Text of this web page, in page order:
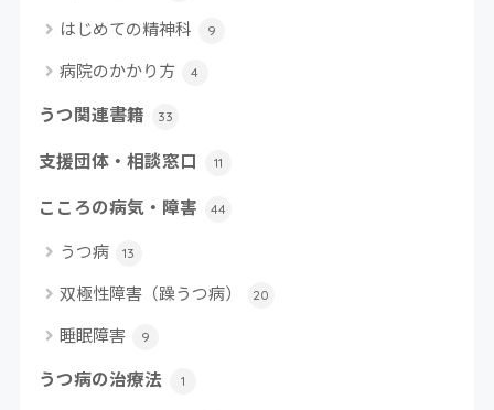
はじめての精神科 9
病院のかかり方 4
うつ関連書籍 33
支援団体・相談窓口 11
こころの病気・障害 44
うつ病 13
双極性障害（躁うつ病） 20
睡眠障害 9
うつ病の治療法 1